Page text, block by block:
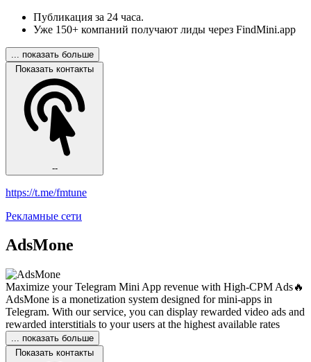
Публикация за 24 часа.
Уже 150+ компаний получают лиды через FindMini.app
... показать больше
Показать контакты
--
https://t.me/fmtune
Рекламные сети
AdsMone
Maximize your Telegram Mini App revenue with High-CPM Ads🔥
AdsMone is a monetization system designed for mini-apps in
Telegram. With our service, you can display rewarded video ads and
rewarded interstitials to your users at the highest available rates
... показать больше
Показать контакты